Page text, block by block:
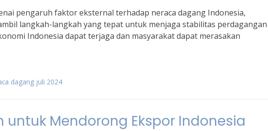
pengaruh faktor eksternal terhadap neraca dagang Indonesia,
langkah-langkah yang tepat untuk menjaga stabilitas perdagangan
Indonesia dapat terjaga dan masyarakat dapat merasakan
dagang juli 2024
untuk Mendorong Ekspor Indonesia